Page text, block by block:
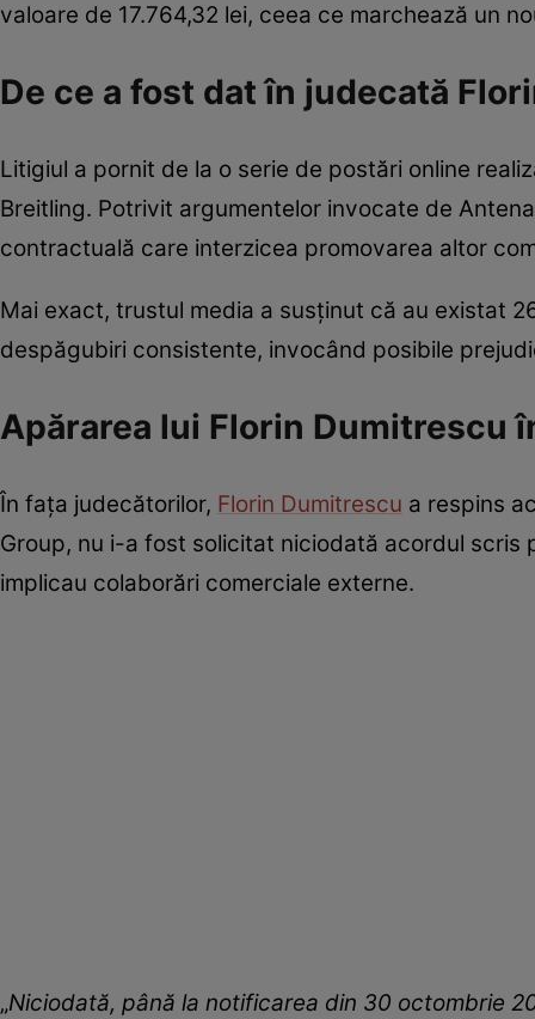
valoare de 17.764,32 lei, ceea ce marchează un
De ce a fost dat în judecată
Litigiul a pornit de la o serie de postări online
Breitling. Potrivit argumentelor invocate de
contractuală care interzicea promovarea altor
Mai exact, trustul media a susținut că au existat
despăgubiri consistente, invocând posibile
Apărarea lui Florin Dumitrescu
În fața judecătorilor, Florin Dumitrescu a respins
Group, nu i-a fost solicitat niciodată acordul scris
implicau colaborări comerciale externe.
„Niciodată, până la notificarea din 30 octombrie